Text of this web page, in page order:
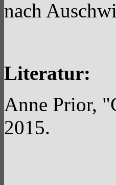
nach
Literatur:
Anne Prior,
2015.